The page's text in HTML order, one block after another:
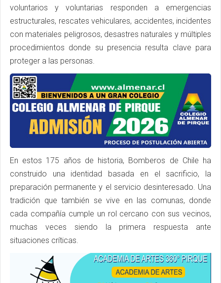
voluntarios y voluntarias responden a emergencias
estructurales, rescates vehiculares, accidentes, incidentes
con materiales peligrosos, desastres naturales y múltiples
procedimientos donde su presencia resulta clave para
proteger a las personas.
En estos 175 años de historia, Bomberos de Chile ha
construido una identidad basada en el sacrificio, la
preparación permanente y el servicio desinteresado. Una
tradición que también se vive en las comunas, donde
cada compañía cumple un rol cercano con sus vecinos,
muchas veces siendo la primera respuesta ante
situaciones críticas.